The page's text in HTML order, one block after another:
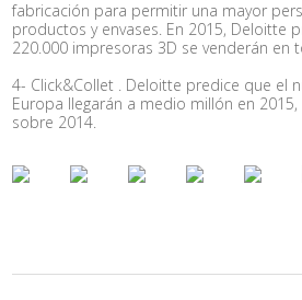
fabricación para permitir una mayor
productos y envases. En 2015, Deloitte
220.000 impresoras 3D se venderán en
4- Click&Collet . Deloitte predice que el
Europa llegarán a medio millón en
sobre 2014.